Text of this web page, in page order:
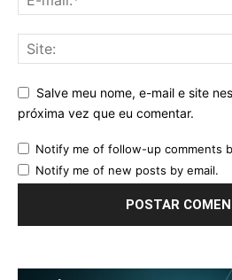
Salve meu nome, e-mail e site
próxima vez que eu comentar.
Notify me of follow-up comments
Notify me of new posts by email.